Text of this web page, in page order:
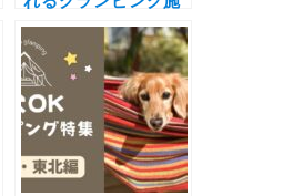
設9選（2022年最
新）プライベートド
ッグランや個別温泉
風呂完備など盛りだ
くさん！愛犬と自然
の中で特別な思い出
を作ろう♪